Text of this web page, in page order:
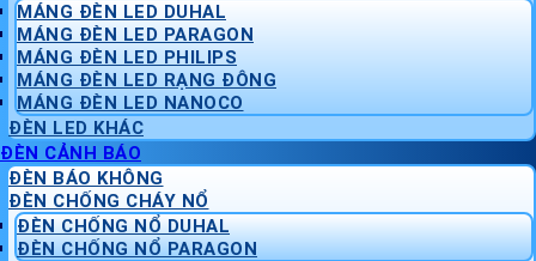
MÁNG ĐÈN LED DUHAL
MÁNG ĐÈN LED PARAGON
MÁNG ĐÈN LED PHILIPS
MÁNG ĐÈN LED RẠNG ĐÔNG
MÁNG ĐÈN LED NANOCO
ĐÈN LED KHÁC
ĐÈN CẢNH BÁO
ĐÈN BÁO KHÔNG
ĐÈN CHỐNG CHÁY NỔ
ĐÈN CHỐNG NỔ DUHAL
ĐÈN CHỐNG NỔ PARAGON